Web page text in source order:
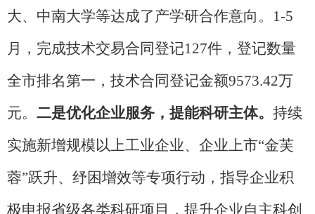
大、中南大学等达成了产学研合作意向。1-5
月，完成技术交易合同登记127件，登记数量
全市排名第一，技术合同登记金额9573.42万
元。 二是优化企业服务，提能科研主体。 持续
实施新增规模以上工业企业、企业上市“金芙
蓉”跃升、纾困增效等专项行动，指导企业积
极申报省级各类科研项目，提升企业自主科创